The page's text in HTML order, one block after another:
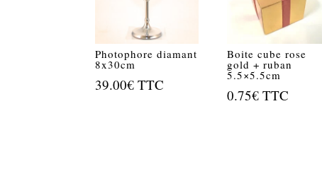
Photophore diamant
8x30cm
39.00€ TTC
Boite cube rose
gold + ruban
5.5×5.5cm
0.75€ TTC